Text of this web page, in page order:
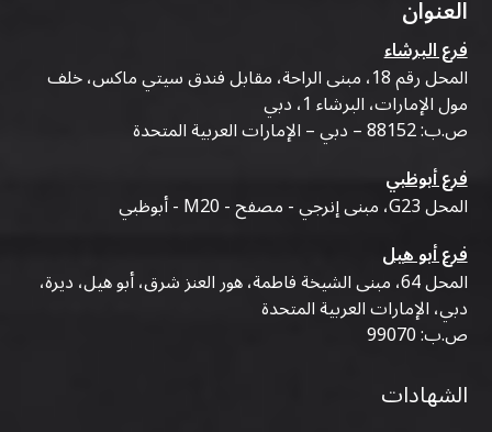
العنوان
فرع البرشاء
المحل رقم 18، مبنى الراحة، مقابل فندق سيتي ماكس، خلف
مول الإمارات، البرشاء 1، دبي
ص.ب: 88152 – دبي – الإمارات العربية المتحدة
فرع أبوظبي
المحل G23، مبنى إنرجي - مصفح - M20 - أبوظبي
فرع أبو هيل
المحل 64، مبنى الشيخة فاطمة، هور العنز شرق، أبو هيل، ديرة،
دبي، الإمارات العربية المتحدة
ص.ب: 99070
الشهادات